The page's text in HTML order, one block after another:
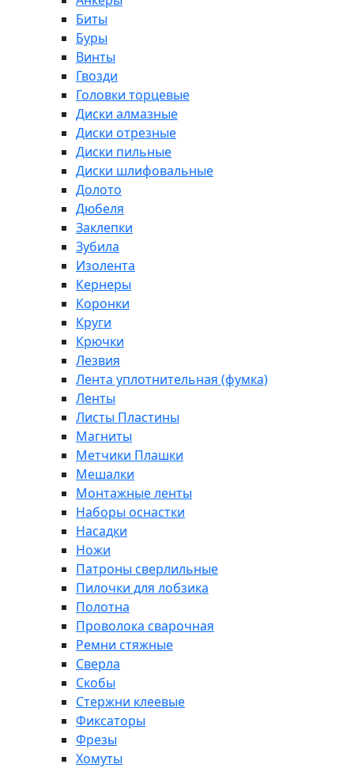
Биты
Буры
Винты
Гвозди
Головки торцевые
Диски алмазные
Диски отрезные
Диски пильные
Диски шлифовальные
Долото
Дюбеля
Заклепки
Зубила
Изолента
Кернеры
Коронки
Круги
Крючки
Лезвия
Лента уплотнительная (фумка)
Ленты
Листы Пластины
Магниты
Метчики Плашки
Мешалки
Монтажные ленты
Наборы оснастки
Насадки
Ножи
Патроны сверлильные
Пилочки для лобзика
Полотна
Проволока сварочная
Ремни стяжные
Сверла
Скобы
Стержни клеевые
Фиксаторы
Фрезы
Хомуты